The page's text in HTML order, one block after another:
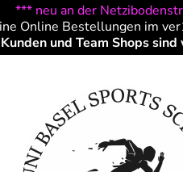
*** neu an der
Online Bestellungen im
Kunden und Team Shops